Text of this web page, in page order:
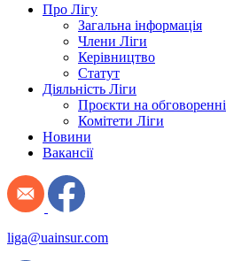
Про Лігу
Загальна інформація
Члени Ліги
Керівництво
Статут
Діяльність Ліги
Проєкти на обговоренні
Комітети Ліги
Новини
Вакансії
liga@uainsur.com